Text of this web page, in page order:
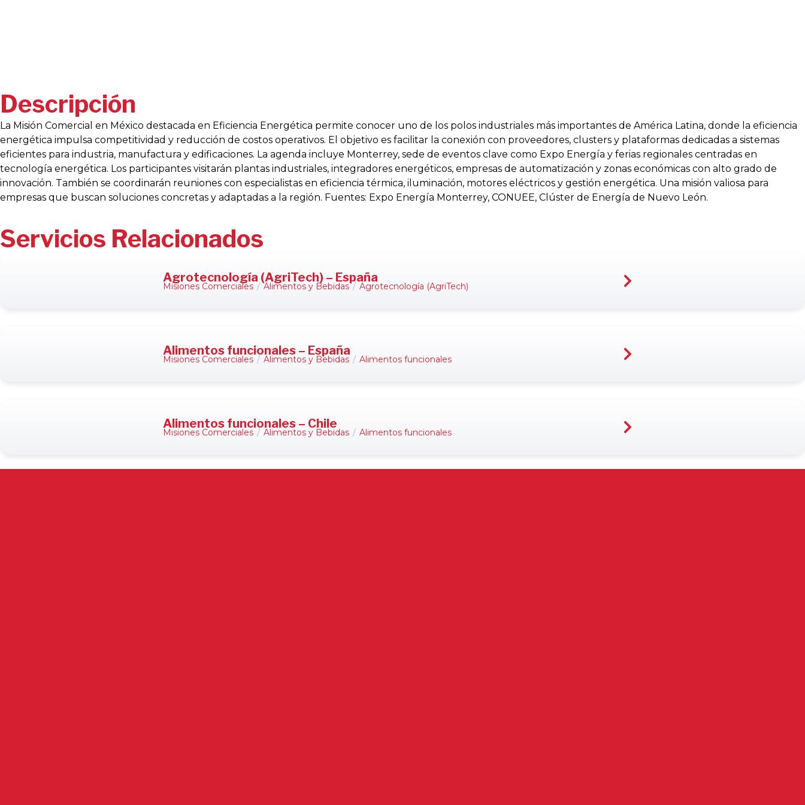
Descripción
La Misión Comercial en México destacada en Eficiencia Energética permite conocer uno de los polos industriales más importantes de América Latina, donde la eficiencia
energética impulsa competitividad y reducción de costos operativos. El objetivo es facilitar la conexión con proveedores, clusters y plataformas dedicadas a sistemas
eficientes para industria, manufactura y edificaciones. La agenda incluye Monterrey, sede de eventos clave como Expo Energía y ferias regionales centradas en
tecnología energética. Los participantes visitarán plantas industriales, integradores energéticos, empresas de automatización y zonas económicas con alto grado de
innovación. También se coordinarán reuniones con especialistas en eficiencia térmica, iluminación, motores eléctricos y gestión energética. Una misión valiosa para
empresas que buscan soluciones concretas y adaptadas a la región. Fuentes: Expo Energía Monterrey, CONUEE, Clúster de Energía de Nuevo León.
Servicios Relacionados
Agrotecnología (AgriTech) – España
Misiones Comerciales / Alimentos y Bebidas / Agrotecnología (AgriTech)
Alimentos funcionales – España
Misiones Comerciales / Alimentos y Bebidas / Alimentos funcionales
Alimentos funcionales – Chile
Misiones Comerciales / Alimentos y Bebidas / Alimentos funcionales